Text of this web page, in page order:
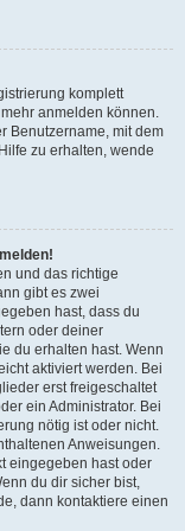
komplett
anmelden können.
Benutzername, mit dem
zu erhalten, wende
und das richtige
gibt es zwei
hast, dass du
oder deiner
du erhalten hast. Wenn
aktiviert werden. Bei
erst freigeschaltet
ein Administrator. Bei
nötig ist oder nicht.
Anweisungen.
eingegeben hast oder
du dir sicher bist,
dann kontaktiere einen